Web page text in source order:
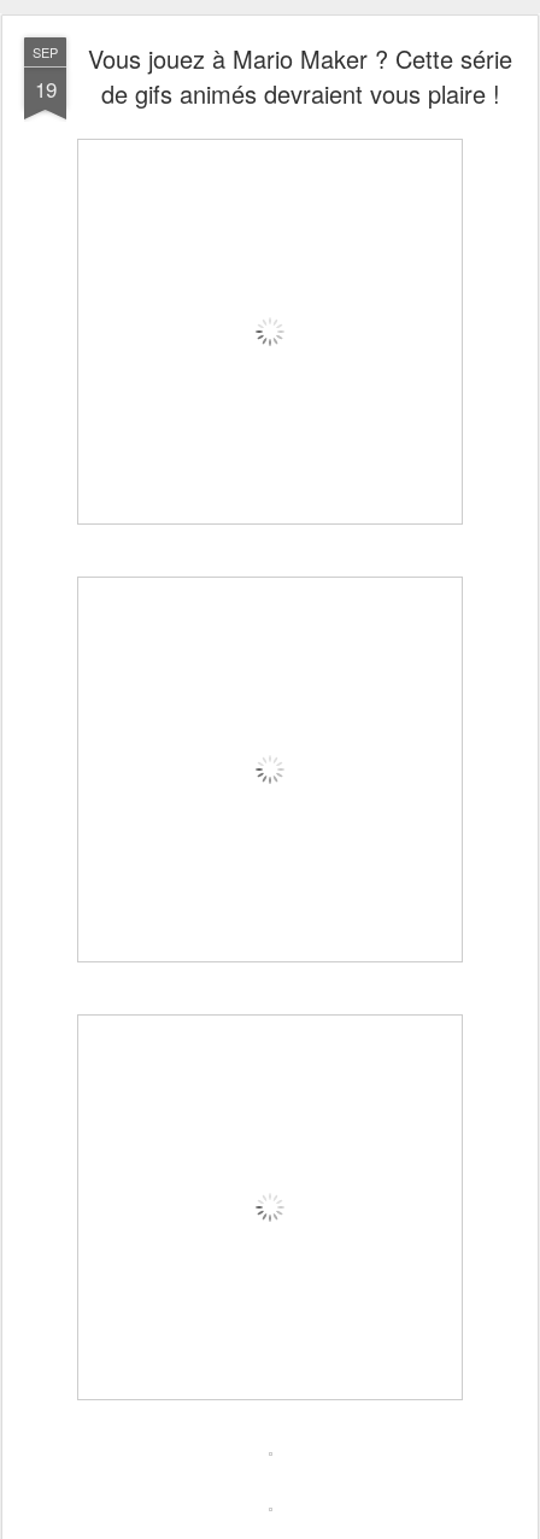
SEP
19
Vous jouez à Mario Maker ? Cette série
de gifs animés devraient vous plaire !